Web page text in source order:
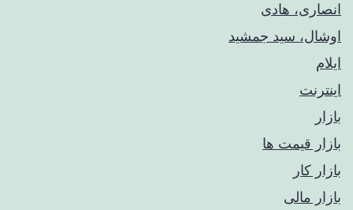
انصاری، هادی
اوشال، سید جمشید
ایلام
اینترنت
بازار
بازار قیمت ها
بازار کار
بازار مالی